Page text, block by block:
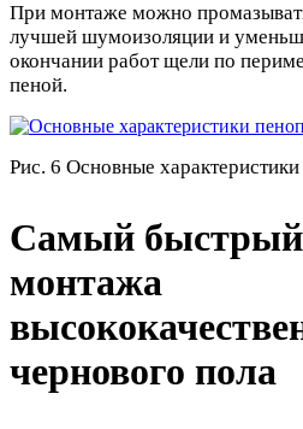
При монтаже можно
лучшей шумоизоляции и
окончании работ щели по
пеной.
Рис. 6 Основные
Самый быстрый
монтажа
чернового пола